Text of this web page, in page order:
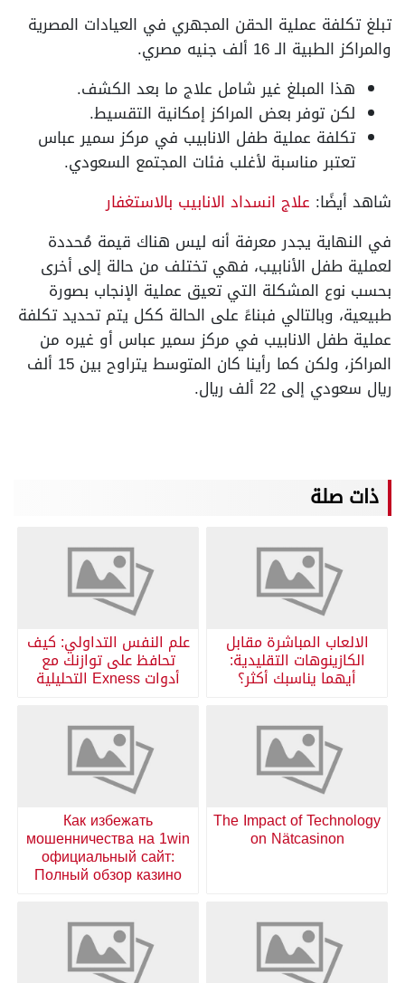
تبلغ تكلفة عملية الحقن المجهري في العيادات المصرية
والمراكز الطبية الـ 16 ألف جنيه مصري.
هذا المبلغ غير شامل علاج ما بعد الكشف.
لكن توفر بعض المراكز إمكانية التقسيط.
تكلفة عملية طفل الانابيب في مركز سمير عباس
تعتبر مناسبة لأغلب فئات المجتمع السعودي.
شاهد أيضًا: علاج انسداد الانابيب بالاستغفار
في النهاية يجدر معرفة أنه ليس هناك قيمة مُحددة
لعملية طفل الأنابيب، فهي تختلف من حالة إلى أخرى
بحسب نوع المشكلة التي تعيق عملية الإنجاب بصورة
طبيعية، وبالتالي فبناءً على الحالة ككل يتم تحديد تكلفة
عملية طفل الانابيب في مركز سمير عباس أو غيره من
المراكز، ولكن كما رأينا كان المتوسط يتراوح بين 15 ألف
ريال سعودي إلى 22 ألف ريال.
ذات صلة
الالعاب المباشرة مقابل
الكازينوهات التقليدية:
أيهما يناسبك أكثر؟
علم النفس التداولي: كيف
تحافظ على توازنك مع
أدوات Exness التحليلية
The Impact of Technology
on Nätcasinon
Как избежать
мошенничества на 1win
официальный сайт:
Полный обзор казино